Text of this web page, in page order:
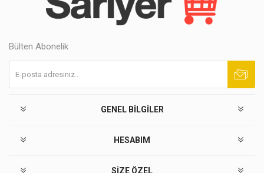
Bülten Abonelik
GENEL BILGILER
HESABIM
SIZE ÖZEL